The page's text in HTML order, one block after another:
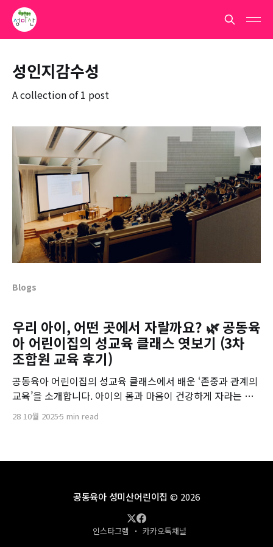
성인지감수성
A collection of 1 post
Blogs
우리 아이, 어떤 곳에서 자랄까요? 🌿 공동육
아 어린이집의 성교육 클래스 엿보기 (3차
조합원 교육 후기)
공동육아 어린이집의 성교육 클래스에서 배운 ‘존중과 관계의
교육’을 소개합니다. 아이의 몸과 마음이 건강하게 자라는 성
미산식 공동육아 이야기.
28 10월 20255 min read
공동육아 성미산어린이집 © 2026
인스타그램 카카오톡채널